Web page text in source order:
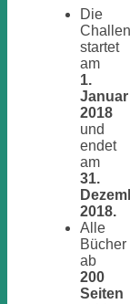
Die
startet
am
1.
Januar
2018
und
endet
am
31.
2018.
Alle
Bücher
ab
200
Seiten